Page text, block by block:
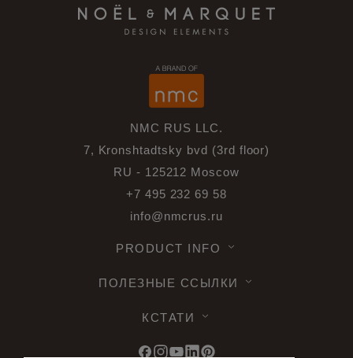
NMC RUS LLC.
7, Kronshtadtsky bvd (3rd floor)
RU - 125212 Moscow
+7 495 232 69 58
info@nmcrus.ru
PRODUCT INFO
ПОЛЕЗНЫЕ ССЫЛКИ
КСТАТИ